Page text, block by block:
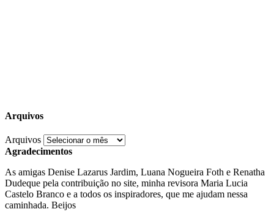
Arquivos
Arquivos
Agradecimentos
As amigas Denise Lazarus Jardim, Luana Nogueira Foth e Renatha
Dudeque pela contribuição no site, minha revisora Maria Lucia
Castelo Branco e a todos os inspiradores, que me ajudam nessa
caminhada. Beijos